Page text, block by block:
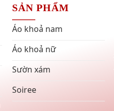
SẢN PHẨM
Áo khoả nam
Áo khoả nữ
Sườn xám
Soiree